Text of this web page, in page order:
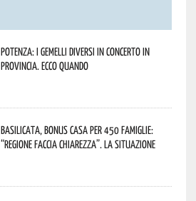
Potenza: i Gemelli DiVersi in concerto in
provincia. Ecco quando
Basilicata, Bonus casa per 450 famiglie:
“Regione faccia chiarezza”. La situazione